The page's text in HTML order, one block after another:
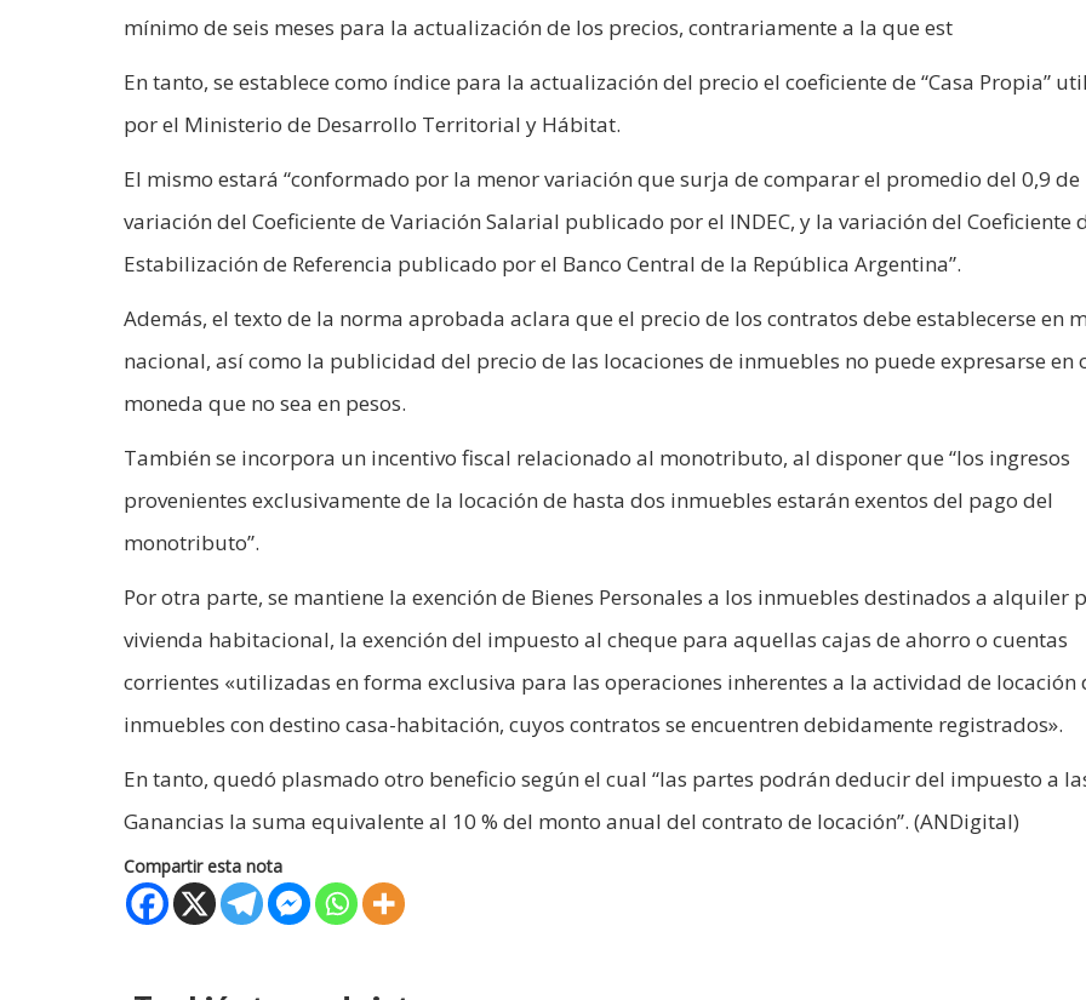
mínimo de seis meses para la actualización de los precios, contrariamente a la que est
En tanto, se establece como índice para la actualización del precio el coeficiente de “Casa Propia”
por el Ministerio de Desarrollo Territorial y Hábitat.
El mismo estará “conformado por la menor variación que surja de comparar el promedio del 0,9 de
variación del Coeficiente de Variación Salarial publicado por el INDEC, y la variación del Coeficiente
Estabilización de Referencia publicado por el Banco Central de la República Argentina”.
Además, el texto de la norma aprobada aclara que el precio de los contratos debe establecerse en
nacional, así como la publicidad del precio de las locaciones de inmuebles no puede expresarse en
moneda que no sea en pesos.
También se incorpora un incentivo fiscal relacionado al monotributo, al disponer que “los ingresos
provenientes exclusivamente de la locación de hasta dos inmuebles estarán exentos del pago del
monotributo”.
Por otra parte, se mantiene la exención de Bienes Personales a los inmuebles destinados a alquiler
vivienda habitacional, la exención del impuesto al cheque para aquellas cajas de ahorro o cuentas
corrientes «utilizadas en forma exclusiva para las operaciones inherentes a la actividad de locación
inmuebles con destino casa-habitación, cuyos contratos se encuentren debidamente registrados».
En tanto, quedó plasmado otro beneficio según el cual “las partes podrán deducir del impuesto a
Ganancias la suma equivalente al 10 % del monto anual del contrato de locación”. (ANDigital)
Compartir esta nota